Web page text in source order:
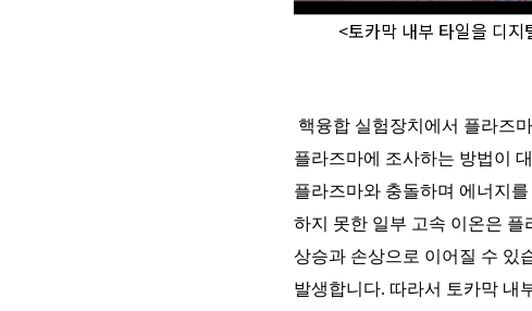
<토카막 내부 타일을 디
핵융합 실험장치에서 플라즈
플라즈마에 조사하는 방법이
플라즈마와 충돌하며 에너지
하지 못한 일부 고속 이온은
상승과 손상으로 이어질 수 있
발생합니다. 따라서 토카막 내